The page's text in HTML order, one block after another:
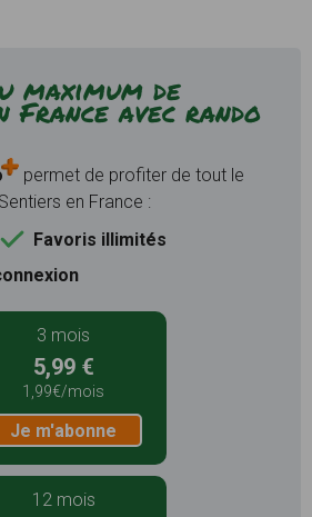
maximum de
France avec rando
permet de profiter de tout le
en France :
Favoris illimités
3 mois
5,99 €
1,99€/mois
Je m'abonne
12 mois